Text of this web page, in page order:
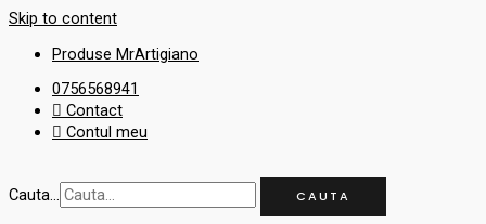
Skip to content
Produse MrArtigiano
0756568941
Contact
Contul meu
Cauta... CAUTA